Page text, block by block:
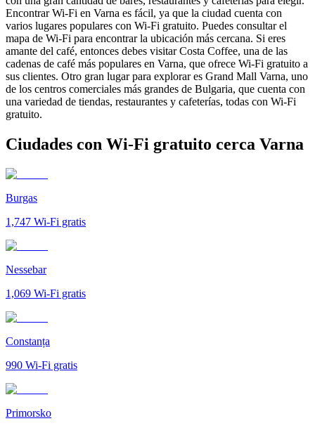
Encontrar Wi-Fi en Varna es fácil, ya que la ciudad cuenta con
varios lugares populares con Wi-Fi gratuito. Puedes consultar el
mapa de Wi-Fi para encontrar la ubicación más cercana. Si eres
amante del café, entonces debes visitar Costa Coffee, una de las
cadenas de café más populares en Varna, que ofrece Wi-Fi gratuito a
sus clientes. Otro gran lugar para explorar es Grand Mall Varna, uno
de los centros comerciales más grandes de Bulgaria, que cuenta con
una variedad de tiendas, restaurantes y cafeterías, todas con Wi-Fi
gratuito.
Ciudades con Wi-Fi gratuito cerca Varna
Burgas
1,747 Wi-Fi gratis
Nessebar
1,069 Wi-Fi gratis
Constanța
990 Wi-Fi gratis
Primorsko